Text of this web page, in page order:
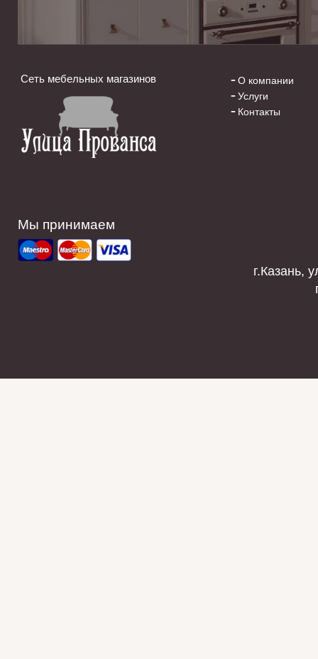
Сеть мебельных магазинов
О компании
Услуги
Контакты
Мы принимаем
г.Казань,